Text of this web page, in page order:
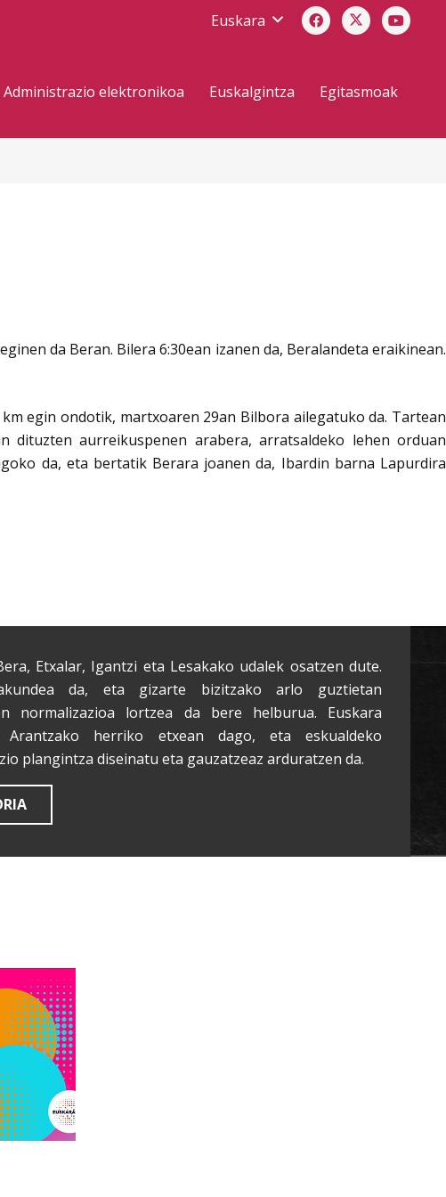
Euskara
Administrazio elektronikoa Euskalgintza Egitasmoak
da Beran. Bilera 6:30ean izanen da, Beralandeta eraikinean.
egin ondotik, martxoaren 29an Bilbora ailegatuko da. Tartean
dituzten aurreikuspenen arabera, arratsaldeko lehen orduan
da, eta bertatik Berara joanen da, Ibardin barna Lapurdira
Etxalar, Igantzi eta Lesakako udalek osatzen dute.
da, eta gizarte bizitzako arlo guztietan
normalizazioa lortzea da bere helburua. Euskara
Arantzako herriko etxean dago, eta eskualdeko
plangintza diseinatu eta gauzatzeaz arduratzen da.